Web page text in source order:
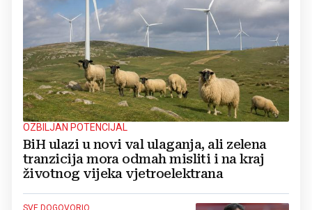
OZBILJAN POTENCIJAL
BiH ulazi u novi val ulaganja, ali zelena
tranzicija mora odmah misliti i na kraj
životnog vijeka vjetroelektrana